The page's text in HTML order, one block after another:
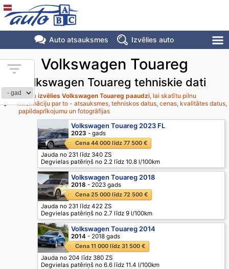
Auto atsauksmes Izvēlies auto
Volkswagen Touareg
Volkswagen Touareg tehniskie dati
Lūdzu izvēlies Volkswagen Touareg paaudzi, lai skatītu pilnu
informāciju par to - atsauksmes, tehniskos datus, cenas, kvalitātes datus,
papildaprīkojumu un fotogrāfijas
Volkswagen Touareg 2023 FL
2023 - gads
Cena 44 000 līdz 77 500 €
Jauda no 231 līdz 340 ZS
Degvielas patēriņš no 2.2 līdz 10.8 l/100km
Volkswagen Touareg 2018
2018 - 2023 gads
Cena 25 000 līdz 72 500 €
Jauda no 231 līdz 422 ZS
Degvielas patēriņš no 2.7 līdz 9 l/100km
Volkswagen Touareg 2014
2014 - 2018 gads
Cena 11 000 līdz 31 500 €
Jauda no 204 līdz 380 ZS
Degvielas patēriņš no 6.6 līdz 11.4 l/100km